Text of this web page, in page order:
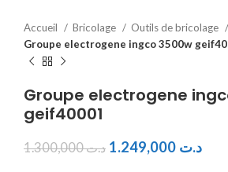
Accueil Bricolage
Outils de bricolage
Groupe electrogene ingco 3500w
Groupe electrogene
geif40001
د.ت1.300,000 د.ت